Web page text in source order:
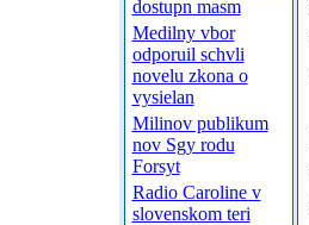
dostupn masm
Medilny vbor
odporuil schvli
novelu zkona o
vysielan
Milinov publikum
nov Sgy rodu
Forsyt
Radio Caroline v
slovenskom teri